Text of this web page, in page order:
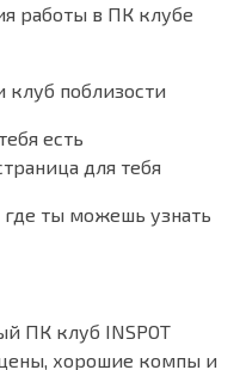
работы в ПК клубе
поблизости
есть
для тебя
ты можешь узнать
ПК клуб INSPOT
хорошие компы и